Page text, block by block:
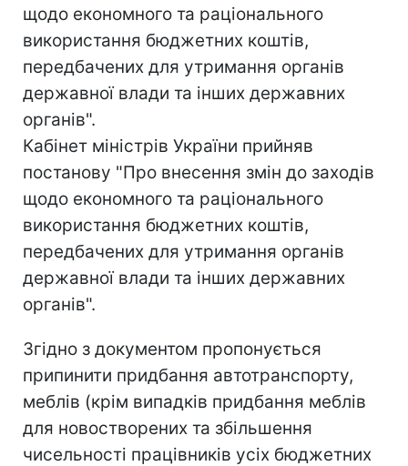
щодо економного та раціонального
використання бюджетних коштів,
передбачених для утримання органів
державної влади та інших державних
органів".
Кабінет міністрів України прийняв
постанову "Про внесення змін до заходів
щодо економного та раціонального
використання бюджетних коштів,
передбачених для утримання органів
державної влади та інших державних
органів".
Згідно з документом пропонується
припинити придбання автотранспорту,
меблів (крім випадків придбання меблів
для новостворених та збільшення
чисельності працівників усіх бюджетних